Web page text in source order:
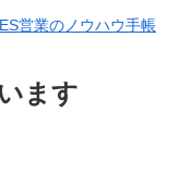
営業のノウハウ手帳
ます